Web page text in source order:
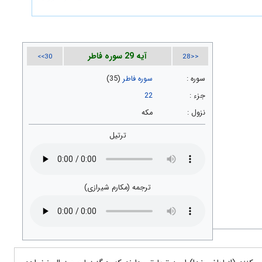
<<28 آیه 29 سوره فاطر 30>>
سوره : سوره فاطر (35)
جزء :
22
نزول :
مکه
ترتیل
ترجمه (مکارم شیرازی)